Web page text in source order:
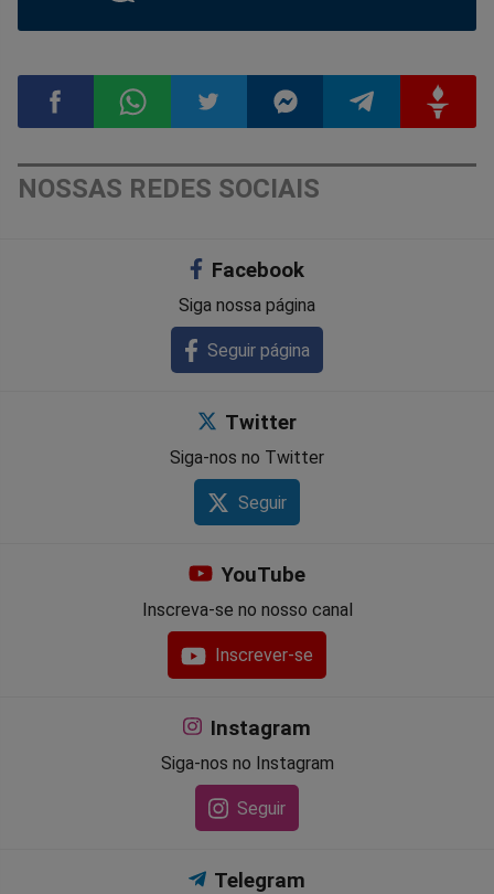
CompartilharCompartilhar
Whatsapp
Compartilhar
Twitter
Compartilhar
Messenger
NOSSAS REDES SOCIAIS
Facebook
Siga nossa página
Seguir página
Twitter
Siga-nos no Twitter
Seguir
YouTube
Inscreva-se no nosso canal
Inscrever-se
Instagram
Siga-nos no Instagram
Seguir
Telegram